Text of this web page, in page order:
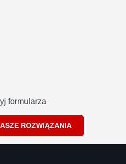
formularza
ROZWIĄZANIA